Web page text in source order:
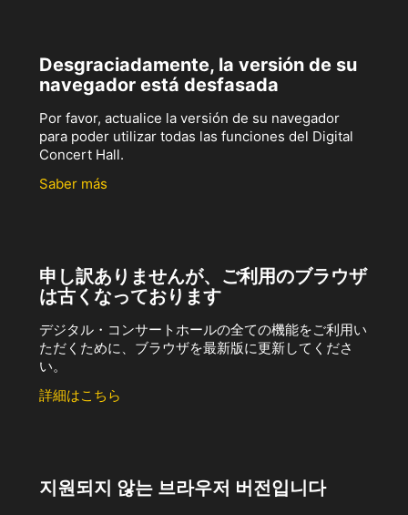
Desgraciadamente, la versión de su
navegador está desfasada
Por favor, actualice la versión de su navegador
para poder utilizar todas las funciones del Digital
Concert Hall.
Saber más
申し訳ありませんが、ご利用のブラウザ
は古くなっております
デジタル・コンサートホールの全ての機能をご利用い
ただくために、ブラウザを最新版に更新してくださ
い。
詳細はこちら
지원되지 않는 브라우저 버전입니다